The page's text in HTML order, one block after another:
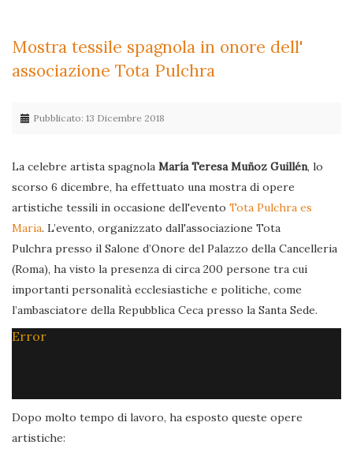
Mostra tessile spagnola in onore dell'
associazione Tota Pulchra
Pubblicato: 13 Dicembre 2018
La celebre artista spagnola María Teresa Muñoz Guillén, lo
scorso 6 dicembre, ha effettuato una mostra di opere
artistiche tessili in occasione dell'evento Tota Pulchra es
Maria. L’evento, organizzato dall'associazione Tota
Pulchra presso il Salone d’Onore del Palazzo della Cancelleria
(Roma), ha visto la presenza di circa 200 persone tra cui
importanti personalità ecclesiastiche e politiche, come
l’ambasciatore della Repubblica Ceca presso la Santa Sede.
Error
Dopo molto tempo di lavoro, ha esposto queste opere
artistiche: